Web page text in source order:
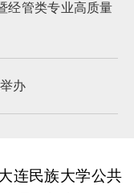
经管类专业高质量
办
连民族大学公共